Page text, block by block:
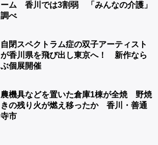
ーム 香川では3割弱 「みんなの介護」
調べ
自閉スペクトラム症の双子アーティスト
が香川県を飛び出し東京へ！ 新作なら
ぶ個展開催
農機具などを置いた倉庫1棟が全焼 野焼
きの残り火が燃え移ったか 香川・善通
寺市